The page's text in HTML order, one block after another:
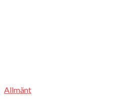
Allmänt